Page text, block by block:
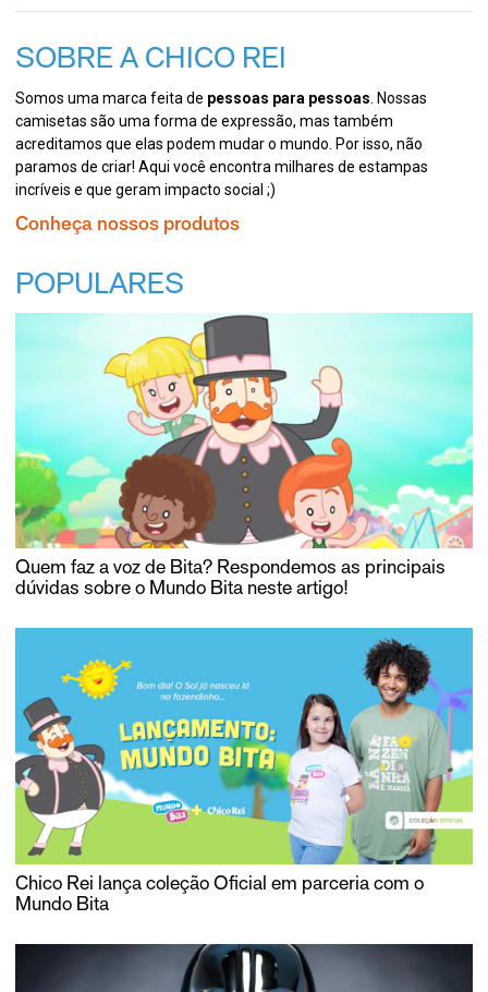
SOBRE A CHICO REI
Somos uma marca feita de pessoas para pessoas . Nossas
camisetas são uma forma de expressão, mas também
acreditamos que elas podem mudar o mundo. Por isso, não
paramos de criar! Aqui você encontra milhares de estampas
incríveis e que geram impacto social ;)
Conheça nossos produtos
POPULARES
Quem faz a voz de Bita? Respondemos as principais
dúvidas sobre o Mundo Bita neste artigo!
Chico Rei lança coleção Oficial em parceria com o
Mundo Bita